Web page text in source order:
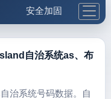
安全加固
更多工具
自治系统as、布
治系统号码数据。自